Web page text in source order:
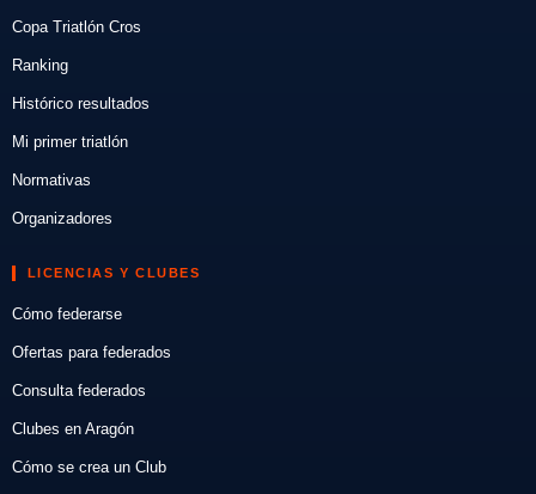
Copa Triatlón Cros
Ranking
Histórico resultados
Mi primer triatlón
Normativas
Organizadores
LICENCIAS Y CLUBES
Cómo federarse
Ofertas para federados
Consulta federados
Clubes en Aragón
Cómo se crea un Club